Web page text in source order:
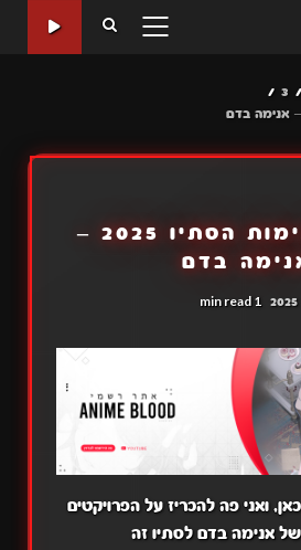
PRIMARY
3
חשיפת אנימות הסתיו 2025 –
בדם
1 min read
ואני פה להכריז על הפרויקטים
אנימה בדם לסתיו זה